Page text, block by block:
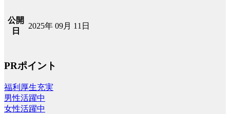
公開
日
2025年 09月 11日
PRポイント
福利厚生充実
男性活躍中
女性活躍中